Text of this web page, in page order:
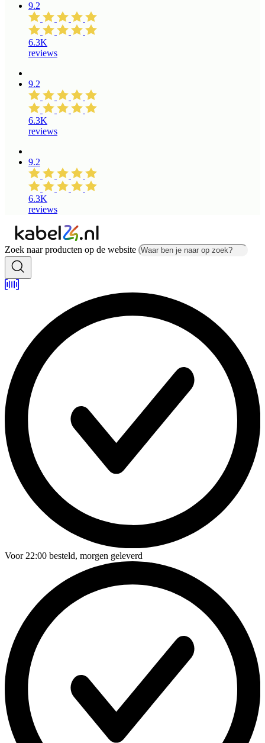
9.2
6.3K
reviews
9.2
6.3K
reviews
9.2
6.3K
reviews
Zoek naar producten op de website
Voor22:00 besteld, morgen geleverd